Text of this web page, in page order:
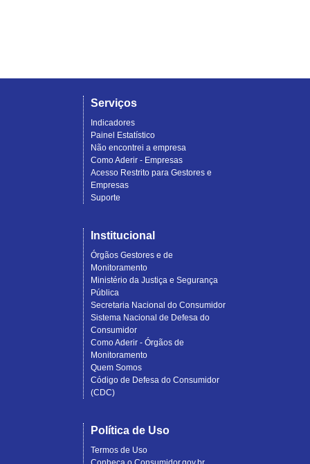
Serviços
Indicadores
Painel Estatístico
Não encontrei a empresa
Como Aderir - Empresas
Acesso Restrito para Gestores e
Empresas
Suporte
Institucional
Órgãos Gestores e de
Monitoramento
Ministério da Justiça e Segurança
Pública
Secretaria Nacional do Consumidor
Sistema Nacional de Defesa do
Consumidor
Como Aderir - Órgãos de
Monitoramento
Quem Somos
Código de Defesa do Consumidor
(CDC)
Política de Uso
Termos de Uso